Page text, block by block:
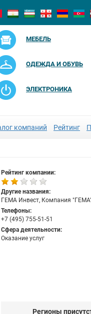
МЕБЕЛЬ
ОДЕЖДА И ОБУВЬ
ЭЛЕКТРОНИКА
компаний Рейтинг
Рейтинг компании:
Другие названия:
ГЕМА Инвест, Компания
Телефоны:
+7 (495) 755-51-51
Сфера деятельности:
Оказание услуг
Регионы